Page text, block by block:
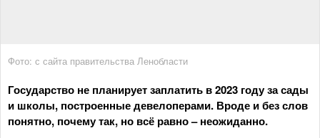
Фото: с сайта правительства Ленобласти
Государство не планирует заплатить в 2023 году за сады
и школы, построенные девелоперами. Вроде и без слов
понятно, почему так, но всё равно – неожиданно.